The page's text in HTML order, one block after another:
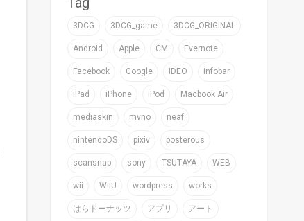
3DCG 3DCG_game 3DCG_ORIGINAL
Android Apple CM Evernote
Facebook Google IDEO infobar
iPad iPhone iPod Macbook Air
mediaskin mvno neaf
nintendoDS pixiv posterous
scansnap sony TSUTAYA WEB
wii WiiU wordpress works
はらドーナッツ アプリ アート